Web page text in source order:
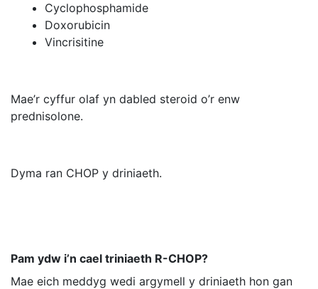
Cyclophosphamide
Doxorubicin
Vincrisitine
Mae’r cyffur olaf yn dabled steroid o’r enw
prednisolone.
Dyma ran CHOP y driniaeth.
Pam ydw i’n cael triniaeth R-CHOP?
Mae eich meddyg wedi argymell y driniaeth hon gan